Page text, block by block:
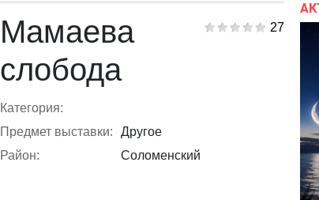
27
Мамаева
слобода
Категория:
Предмет выставки:
Другое
Район:
Соломенский